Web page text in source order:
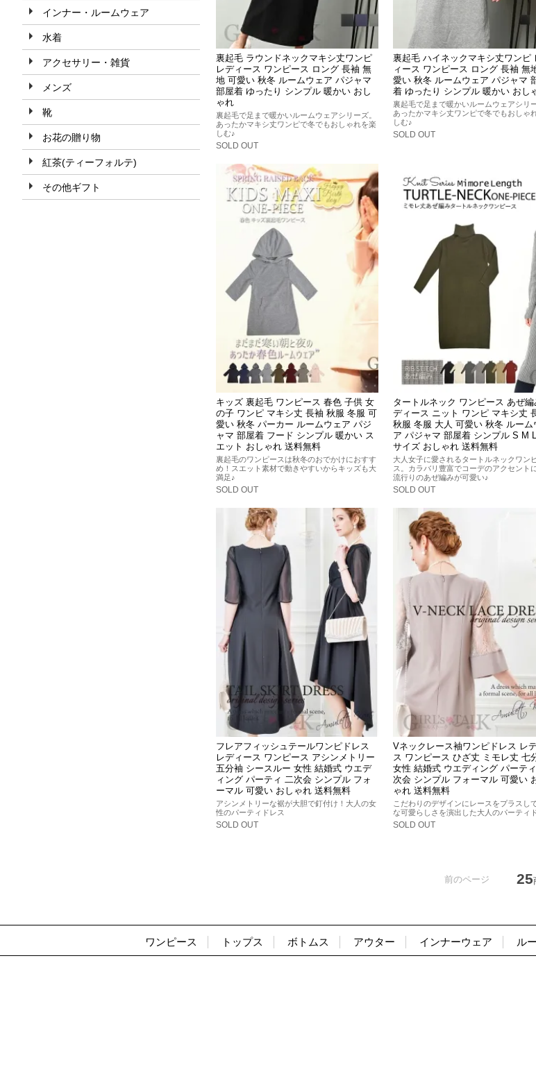
裏起毛 ラウンドネックマキシ丈ワンピ
レディース ワンピース ロング 長袖 無
地 可愛い 秋冬 ルームウェア パジャマ
部屋着 ゆったり シンプル 暖かい おし
ゃれ
裏起毛で足まで暖かいルームウェアシリーズ。
あったかマキシ丈ワンピで冬でもおしゃれを楽
しむ♪
SOLD OUT
裏起毛 ハイネックマキシ丈ワンピ
ィース ワンピース ロング 長袖 無
愛い 秋冬 ルームウェア パジャマ
着 ゆったり シンプル 暖かい おし
裏起毛で足まで暖かいルームウェアシリー
あったかマキシ丈ワンピで冬でもおしゃ
しむ♪
SOLD OUT
キッズ 裏起毛 ワンピース 春色 子供 女
の子 ワンピ マキシ丈 長袖 秋服 冬服 可
愛い 秋冬 パーカー ルームウェア パジ
ャマ 部屋着 フード シンプル 暖かい ス
エット おしゃれ 送料無料
裏起毛のワンピースは秋冬のおでかけにおすす
め！スエット素材で動きやすいからキッズも大
満足♪
SOLD OUT
タートルネック ワンピース あぜ編
ディース ニット ワンピ マキシ丈
秋服 冬服 大人 可愛い 秋冬 ルーム
ア パジャマ 部屋着 シンプル S M
サイズ おしゃれ 送料無料
大人女子に愛されるタートルネックワン
ス。カラバリ豊富でコーデのアクセント
流行りのあぜ編みが可愛い♪
SOLD OUT
フレアフィッシュテールワンピドレス
レディース ワンピース アシンメトリー
五分袖 シースルー 女性 結婚式 ウエデ
ィング パーティ 二次会 シンプル フォ
ーマル 可愛い おしゃれ 送料無料
アシンメトリーな裾が大胆で釘付け！大人の女
性のパーティドレス
SOLD OUT
Vネックレース袖ワンピドレス レ
ス ワンピース ひざ丈 ミモレ丈 七
女性 結婚式 ウエディング パーテ
次会 シンプル フォーマル 可愛い
ゃれ 送料無料
こだわりのデザインにレースをプラスし
な可愛らしさを演出した大人のパーティ
SOLD OUT
前のページ 25
インナー・ルームウェア
水着
アクセサリー・雑貨
メンズ
靴
お花の贈り物
紅茶(ティーフォルテ)
その他ギフト
ワンピース トップス ボトムス アウター インナーウェア ル